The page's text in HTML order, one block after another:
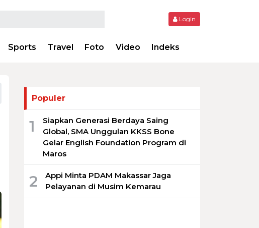
Login
Sports Travel Foto Video Indeks
Populer
1
Siapkan Generasi Berdaya Saing
Global, SMA Unggulan KKSS Bone
Gelar English Foundation Program di
Maros
2
Appi Minta PDAM Makassar Jaga
Pelayanan di Musim Kemarau